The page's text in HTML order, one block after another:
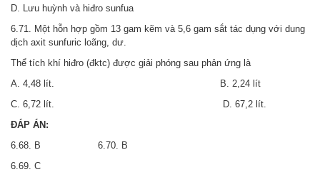
D. Lưu huỳnh và hiđro sunfua
6.71. Một hỗn hợp gồm 13 gam kẽm và 5,6 gam sắt tác dụng với dung
dịch axit sunfuric loãng, dư.
Thể tích khí hiđro (đktc) được giải phóng sau phản ứng là
A. 4,48 lít. B. 2,24 lít
C. 6,72 lít. D. 67,2 lít.
ĐÁP ÁN:
6.68. B 6.70. B
6.69. C